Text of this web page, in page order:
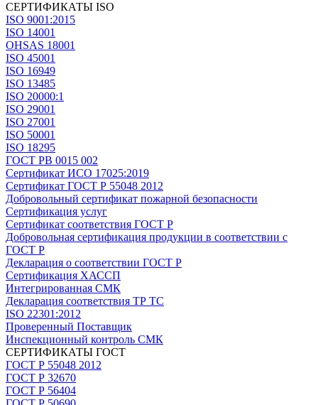
СЕРТИФИКАТЫ ISO
ISO 9001:2015
ISO 14001
OHSAS 18001
ISO 45001
ISO 16949
ISO 13485
ISO 20000:1
ISO 29001
ISO 27001
ISO 50001
ISO 18295
ГОСТ РВ 0015 002
Сертификат ИСО 17025:2019
Сертификат ГОСТ Р 55048 2012
Добровольный сертификат пожарной безопасности
Сертификация услуг
Сертификат соответствия ГОСТ Р
Добровольная сертификация продукции в соответствии с
ГОСТ Р
Декларация о соответствии ГОСТ Р
Сертификация ХАССП
Интегрированная СМК
Декларация соответствия ТР ТС
ISO 22301:2012
Проверенный Поставщик
Инспекционный контроль СМК
СЕРТИФИКАТЫ ГОСТ
ГОСТ Р 55048 2012
ГОСТ Р 32670
ГОСТ Р 56404